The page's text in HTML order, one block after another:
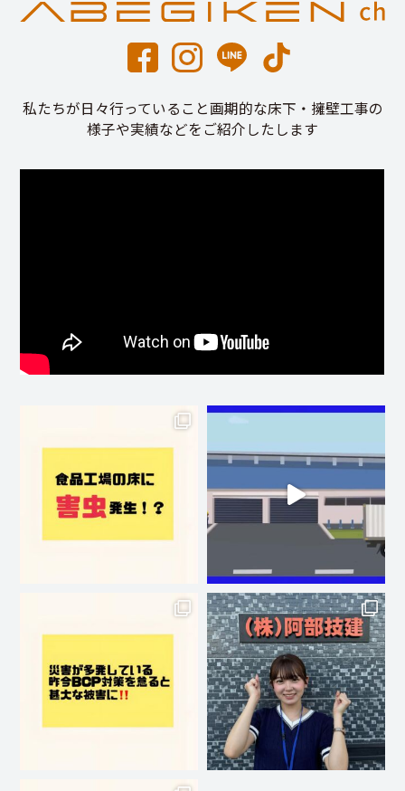
私たちが日々行っていること画期的な床下・擁壁工事の
様子や実績などをご紹介したします